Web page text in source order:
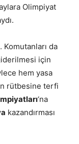
Olimpiyat
Komutanları da
için
hem yasa
rütbesine terfi
‘na
kazandırması